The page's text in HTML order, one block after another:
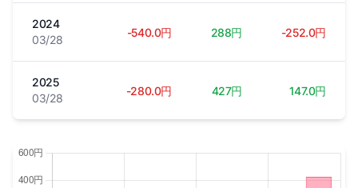
2024
03/28
-540.0円 288円 -252.0円
2025
03/28
-280.0円 427円 147.0円